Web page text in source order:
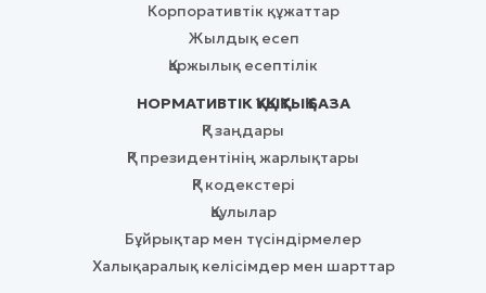
Корпоративтік құжаттар
Жылдық есеп
Қаржылық есептілік
НОРМАТИВТІК ҚҰҚЫҚТЫҚ БАЗА
ҚР заңдары
ҚР президентінің жарлықтары
ҚР кодекстері
Қаулылар
Бұйрықтар мен түсіндірмелер
Халықаралық келісімдер мен шарттар